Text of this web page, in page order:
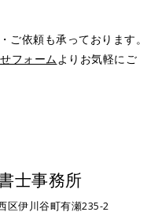
依頼も承っております。
フォームよりお気軽にご
士事務所
区伊川谷町有瀬235-2